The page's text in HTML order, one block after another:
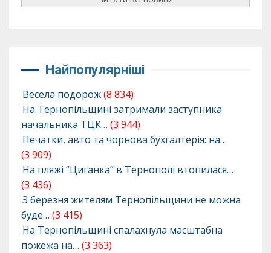
Найпопулярніші
Весела подорож(8 834)
На Тернопільщині затримали заступника
начальника ТЦК… (3 944)
Печатки, авто та чорнова бухгалтерія: на…
(3 909)
На пляжі “Циганка” в Тернополі втопилася…
(3 436)
З березня жителям Тернопільщини не можна
буде… (3 415)
На Тернопільщині спалахнула масштабна
пожежа на… (3 363)